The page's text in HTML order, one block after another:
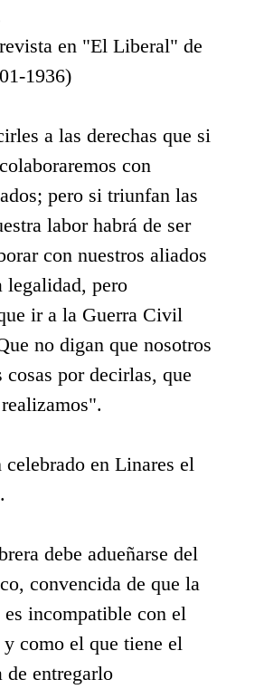
en "El Liberal" de
1936)
a las derechas que si
con
pero si triunfan las
labor habrá de ser
con nuestros aliados
legalidad, pero
ir a la Guerra Civil
no digan que nosotros
cosas por decirlas, que
en Linares el
debe adueñarse del
convencida de que la
incompatible con el
como el que tiene el
de entregarlo